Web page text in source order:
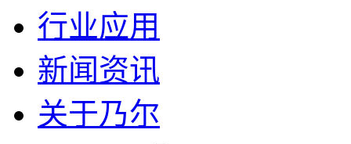
行业应用
新闻资讯
关于乃尔